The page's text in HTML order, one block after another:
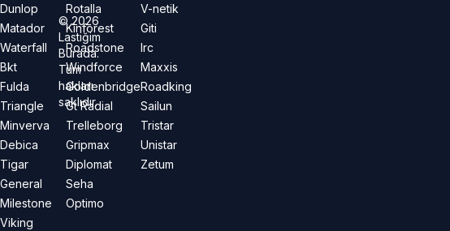
Dunlop
Matador
Waterfall
Bkt
Fulda
Triangle
Minverva
Debica
Tigar
General
Milestone
Viking
Rotalla
Kinforest
Roadstone
Windforce
Goldenbridge
Gt Radial
Trelleborg
Gripmax
Diplomat
Seha
Optimo
V-netik
Giti
Irc
Maxxis
Roadking
Sailun
Tristar
Unistar
Zetum
©2026
Lastiğim
Burada.
Tüm
hakları
saklıdır.